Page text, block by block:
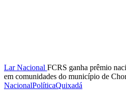
LarNacional FCRS ganha prêmio
em comunidades do município de
NacionalPolíticaQuixadá